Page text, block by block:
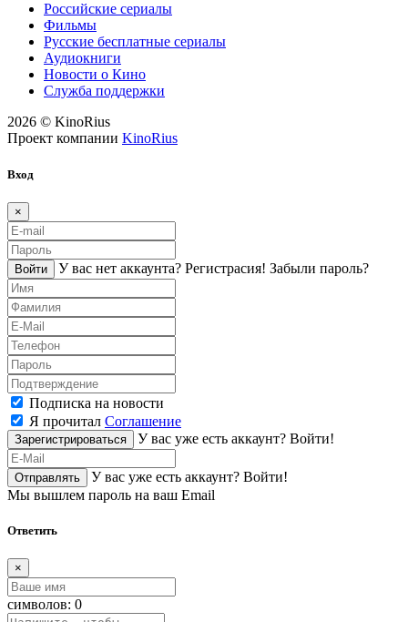
Российские сериалы
Фильмы
Русские бесплатные сериалы
Аудиокниги
Новости о Кино
Служба поддержки
2026 © KinoRius
Проект компании KinoRius
Вход
×
Войти У вас нет аккаунта? Регистраcия! Забыли пароль?
Подписка на новости
Я прочитал Соглашение
Зарегистрироваться У вас уже есть аккаунт? Войти!
Отправлять У вас уже есть аккаунт? Войти!
Мы вышлем пароль на ваш Email
Ответить
×
символов: 0